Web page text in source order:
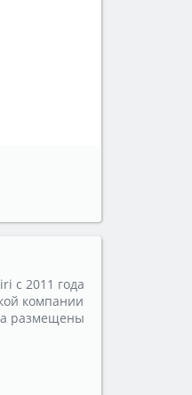
с 2011 года
компании
размещены